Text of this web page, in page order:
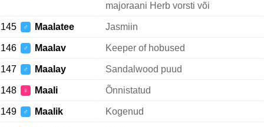
majoraani Herb vorsti või
145 ♂ Maalatee Jasmiin
146 ♂ Maalav Keeper of hobused
147 ♂ Maalay Sandalwood puud
148 ♀ Maali Õnnistatud
149 ♂ Maalik Kogenud